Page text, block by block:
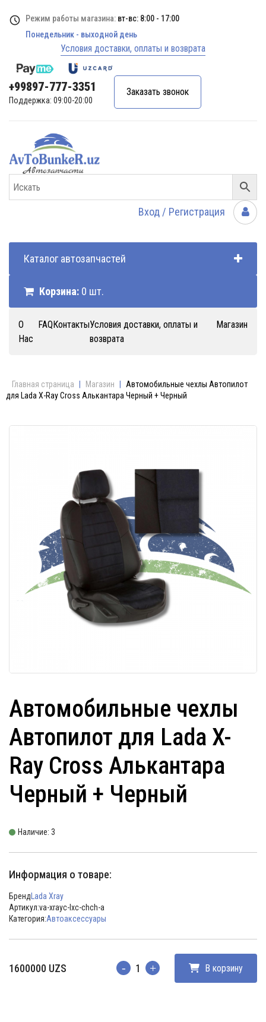
Режим работы магазина: вт-вс: 8:00 - 17:00
Понедельник - выходной день
Условия доставки, оплаты и возврата
+99897-777-3351
Поддержка: 09:00-20:00
Заказать звонок
Вход / Регистрация
Каталог автозапчастей
Корзина: 0 шт.
О
Нас
FAQКонтактыУсловия доставки, оплаты и
возврата
Магазин
Главная страница Магазин
Автомобильные чехлы Автопилот
для Lada X-Ray Cross Алькантара Черный + Черный
Автомобильные чехлы
Автопилот для Lada X-
Ray Cross Алькантара
Черный + Черный
Наличие: 3
Информация о товаре:
Бренд Lada Xray
Артикул:va-xrayc-lxc-chch-a
Категория:Автоаксессуары
1600000 UZS Количество В корзину